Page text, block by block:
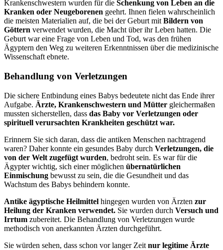
Krankenschwestern wurden für die Schenkung von Leben an die
Kranken oder Neugeborenen geehrt. Ihnen fielen wahrscheinlich
die meisten Materialien auf, die bei der Geburt mit Bildern von
Göttern verwendet wurden, die Macht über ihr Leben hatten. Die
Geburt war eine Frage von Leben und Tod, was den frühen
Ägyptern den Weg zu weiteren Erkenntnissen über die medizinische
Wissenschaft ebnete.
Behandlung von Verletzungen
Die sichere Entbindung eines Babys bedeutete nicht das Ende ihrer
Aufgabe. Ärzte, Krankenschwestern und Mütter gleichermaßen
mussten sicherstellen, dass das Baby vor Verletzungen oder
spirituell verursachten Krankheiten geschützt war.
Erinnern Sie sich daran, dass die antiken Menschen nachtragend
waren? Daher konnte ein gesundes Baby durch Verletzungen, die
von der Welt zugefügt wurden, bedroht sein. Es war für die
Ägypter wichtig, sich einer möglichen übernatürlichen
Einmischung bewusst zu sein, die die Gesundheit und das
Wachstum des Babys behindern konnte.
Antike ägyptische Heilmittel hingegen wurden von Ärzten zur
Heilung der Kranken verwendet. Sie wurden durch Versuch und
Irrtum zubereitet. Die Behandlung von Verletzungen wurde
methodisch von anerkannten Ärzten durchgeführt.
Sie würden sehen, dass schon vor langer Zeit nur legitime Ärzte